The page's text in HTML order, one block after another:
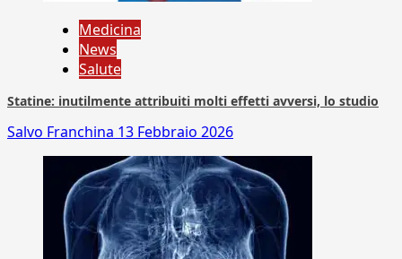
Medicina
News
Salute
Statine: inutilmente attribuiti molti effetti avversi, lo studio
Salvo Franchina 13 Febbraio 2026